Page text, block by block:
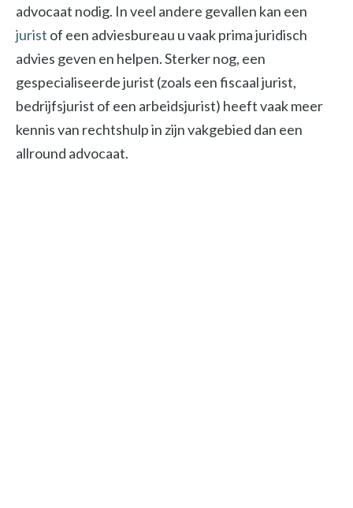
advocaat nodig. In veel andere gevallen kan een
jurist of een adviesbureau u vaak prima juridisch
advies geven en helpen. Sterker nog, een
gespecialiseerde jurist (zoals een fiscaal jurist,
bedrijfsjurist of een arbeidsjurist) heeft vaak meer
kennis van rechtshulp in zijn vakgebied dan een
allround advocaat.